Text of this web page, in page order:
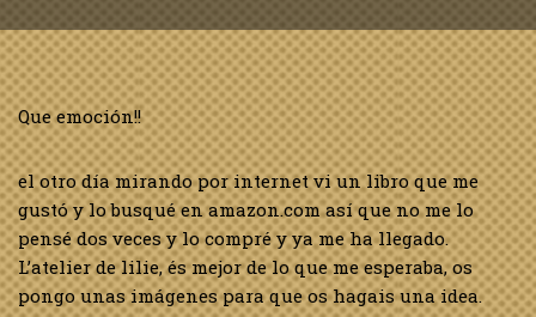
Que emoción!!
el otro día mirando por internet vi un libro que me
gustó y lo busqué en amazon.com así que no me lo
pensé dos veces y lo compré y ya me ha llegado.
L’atelier de lilie, és mejor de lo que me esperaba, os
pongo unas imágenes para que os hagais una idea.